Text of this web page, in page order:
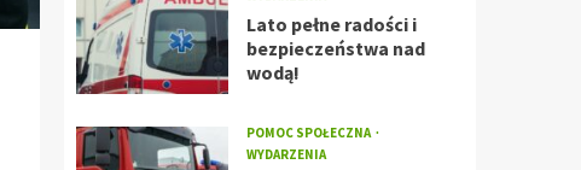
Lato pełne radości i
bezpieczeństwa nad
wodą!
POMOC SPOŁECZNA
WYDARZENIA